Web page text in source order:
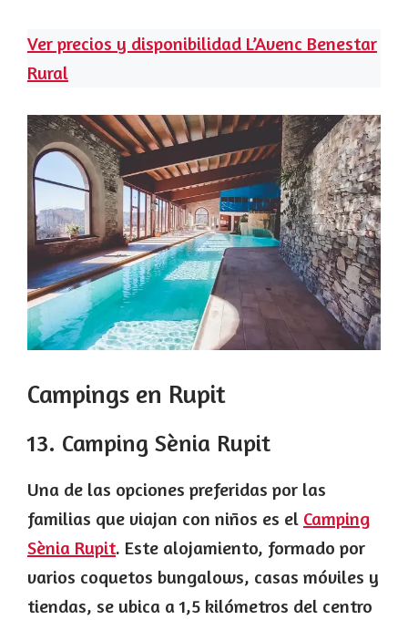
Ver precios y disponibilidad L’Avenc Benestar
Rural
Campings en Rupit
13. Camping Sènia Rupit
Una de las opciones preferidas por las
familias que viajan con niños es el Camping
Sènia Rupit. Este alojamiento, formado por
varios coquetos bungalows, casas móviles y
tiendas, se ubica a 1,5 kilómetros del centro